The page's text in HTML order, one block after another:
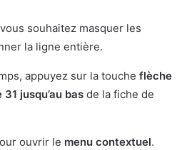
souhaitez masquer les
la ligne entière.
appuyez sur la touche flèche
jusqu’au bas de la fiche de
ouvrir le menu contextuel.